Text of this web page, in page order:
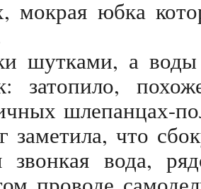
мокрая юбка
шутками, а
затопило,
шлепанцах-
заметила, что
звонкая вода,